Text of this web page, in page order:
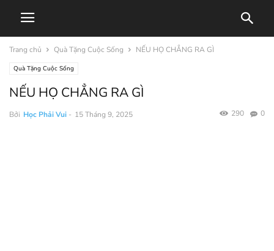
Trang chủ Quà Tặng Cuộc Sống NẾU HỌ CHẲNG RA GÌ
Quà Tặng Cuộc Sống
NẾU HỌ CHẲNG RA GÌ
Bởi Học Phải Vui - 15 Tháng 9, 2025 0
290